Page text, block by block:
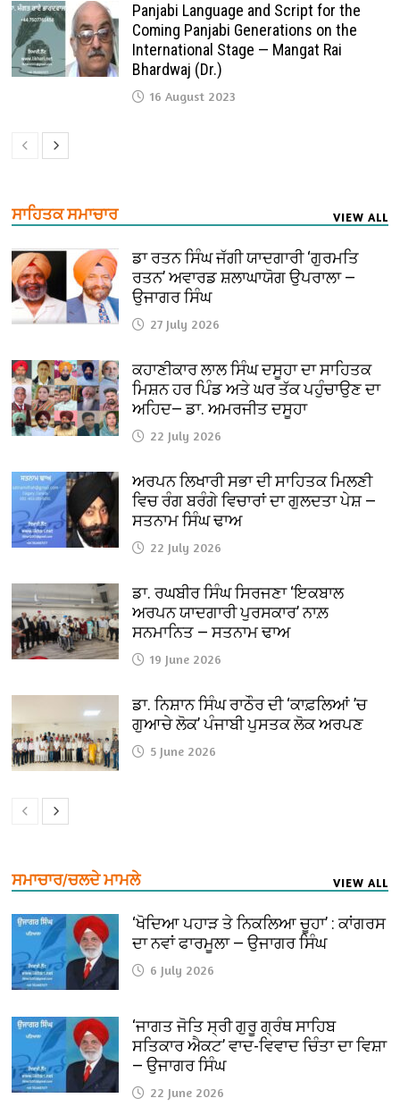
Panjabi Language and Script for the
Coming Panjabi Generations on the
International Stage — Mangat Rai
Bhardwaj (Dr.)
16 August 2023
ਸਾਹਿਤਕ ਸਮਾਚਾਰ VIEW ALL
ਡਾ ਰਤਨ ਸਿੰਘ ਜੱਗੀ ਯਾਦਗਾਰੀ ‘ਗੁਰਮਤਿ
ਰਤਨ’ ਅਵਾਰਡ ਸ਼ਲਾਘਾਯੋਗ ਉਪਰਾਲਾ —
ਉਜਾਗਰ ਸਿੰਘ
27 July 2026
ਕਹਾਣੀਕਾਰ ਲਾਲ ਸਿੰਘ ਦਸੂਹਾ ਦਾ ਸਾਹਿਤਕ
ਮਿਸ਼ਨ ਹਰ ਪਿੰਡ ਅਤੇ ਘਰ ਤੱਕ ਪਹੁੰਚਾਉਣ ਦਾ
ਅਹਿਦ— ਡਾ. ਅਮਰਜੀਤ ਦਸੂਹਾ
22 July 2026
ਅਰਪਨ ਲਿਖਾਰੀ ਸਭਾ ਦੀ ਸਾਹਿਤਕ ਮਿਲਣੀ
ਵਿਚ ਰੰਗ ਬਰੰਗੇ ਵਿਚਾਰਾਂ ਦਾ ਗੁਲਦਤਾ ਪੇਸ਼ —
ਸਤਨਾਮ ਸਿੰਘ ਢਾਅ
22 July 2026
ਡਾ. ਰਘਬੀਰ ਸਿੰਘ ਸਿਰਜਣਾ ‘ਇਕਬਾਲ
ਅਰਪਨ ਯਾਦਗਾਰੀ ਪੁਰਸਕਾਰ’ ਨਾਲ਼
ਸਨਮਾਨਿਤ — ਸਤਨਾਮ ਢਾਅ
19 June 2026
ਡਾ. ਨਿਸ਼ਾਨ ਸਿੰਘ ਰਾਠੌਰ ਦੀ ‘ਕਾਫ਼ਲਿਆਂ ’ਚ
ਗੁਆਚੇ ਲੋਕ’ ਪੰਜਾਬੀ ਪੁਸਤਕ ਲੋਕ ਅਰਪਣ
5 June 2026
ਸਮਾਚਾਰ/ਚਲਦੇ ਮਾਮਲੇ VIEW ALL
‘ਖੋਦਿਆ ਪਹਾੜ ਤੇ ਨਿਕਲਿਆ ਚੂਹਾ’ : ਕਾਂਗਰਸ
ਦਾ ਨਵਾਂ ਫਾਰਮੂਲਾ — ਉਜਾਗਰ ਸਿੰਘ
6 July 2026
‘ਜਾਗਤ ਜੋਤਿ ਸ੍ਰੀ ਗੁਰੂ ਗ੍ਰੰਥ ਸਾਹਿਬ
ਸਤਿਕਾਰ ਐਕਟ’ ਵਾਦ-ਵਿਵਾਦ ਚਿੰਤਾ ਦਾ ਵਿਸ਼ਾ
— ਉਜਾਗਰ ਸਿੰਘ
22 June 2026